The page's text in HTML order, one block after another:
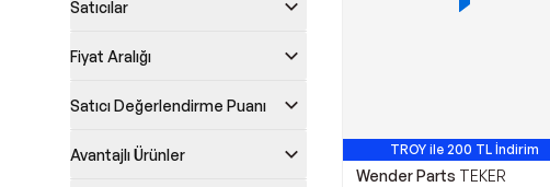
Satıcılar
Fiyat Aralığı
Satıcı Değerlendirme Puanı
Avantajlı Ürünler TROY ile 200 TL İndirim
Wender Parts TEKER